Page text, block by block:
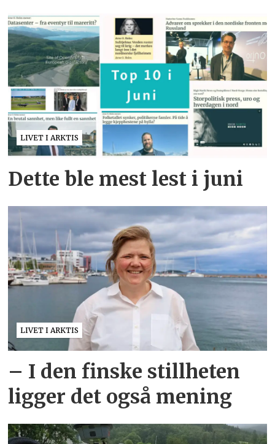
LIVET I ARKTIS
Dette ble mest lest i juni
LIVET I ARKTIS
– I den finske stillheten
ligger det også mening